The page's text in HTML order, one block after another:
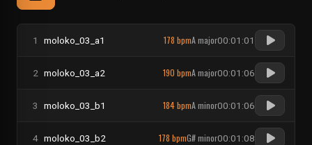
1 moloko_03_a1 178 bpmA major00:01:01
2 moloko_03_a2 190 bpmA major00:01:06
3 moloko_03_b1 184 bpmA minor00:01:06
4 moloko_03_b2 178 bpmG# minor00:01:08